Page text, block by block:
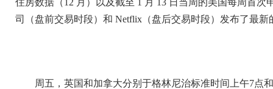
住房数据（12 月）以及截至 1 月 13 日当周的美国每周首
司（盘前交易时段）和 Netflix（盘后交易时段）发布了最新
周五，英国和加拿大分别于格林尼治标准时间上午7点